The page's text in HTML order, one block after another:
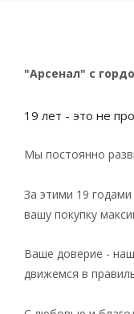
"Арсенал" с
19 лет - это не
Мы постоянно
За этими 19
вашу покупку
Ваше доверие -
движемся в